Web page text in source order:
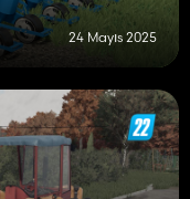
24 Mayıs 2025